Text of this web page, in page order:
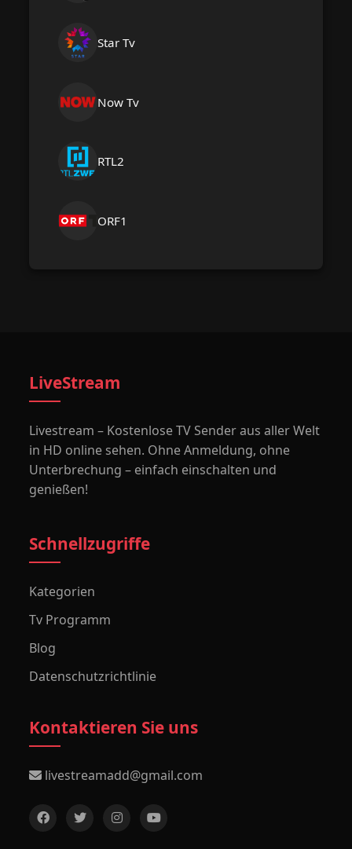
Star Tv
Now Tv
RTL2
ORF1
LiveStream
Livestream – Kostenlose TV Sender aus aller Welt
in HD online sehen. Ohne Anmeldung, ohne
Unterbrechung – einfach einschalten und
genießen!
Schnellzugriffe
Kategorien
Tv Programm
Blog
Datenschutzrichtlinie
Kontaktieren Sie uns
livestreamadd@gmail.com